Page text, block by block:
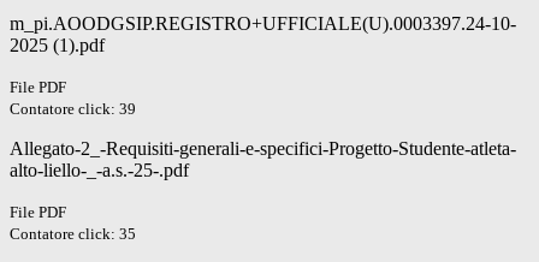
m_pi.AOODGSIP.REGISTRO+UFFICIALE(U).0003397.24-10-
2025 (1).pdf
File PDF
Contatore click: 39
Allegato-2_-Requisiti-generali-e-specifici-Progetto-Studente-atleta-
alto-liello-_-a.s.-25-.pdf
File PDF
Contatore click: 35